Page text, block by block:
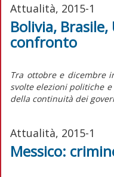
Attualità, 2015-1
Bolivia,
confronto
Tra ottobre e dicembre
svolte elezioni politiche
della continuità dei
Attualità, 2015-1
Messico: